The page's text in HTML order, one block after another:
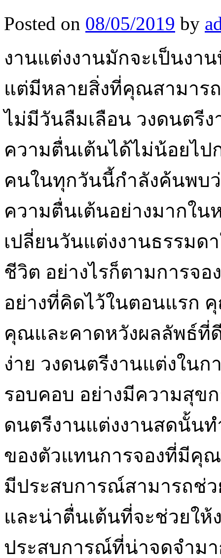
Posted on 08/05/2019 by
งานแต่งงานมักจะเป็นงา
แต่มีหลายสิ่งที่คุณสามาร
ไม่มีวันลืมเลือน วงดนตรี
ความตื่นเต้นได้ไม่น้อยไ
คนในทุกวันนี้กำลังค้นพบ
ความตื่นเต้นอย่างมากใ
เปลี่ยนวันแต่งงานธรรมด
ชีวิต อย่างไรก็ตามการจ
อย่างที่คิดไว้ในตอนแรก
คุณและคาดหวังผลลัพธ์ที่
ง่าย วงดนตรีงานแต่งในก
รอบคอบ อย่างมีความสุข
ดนตรีงานแต่งงานสดนั้น
ของตัวแทนการจองที่มีคุ
มีประสบการณ์สามารถช่
และน่าตื่นเต้นที่จะช่วยใ
ประสบการณ์ที่น่าจดจำม